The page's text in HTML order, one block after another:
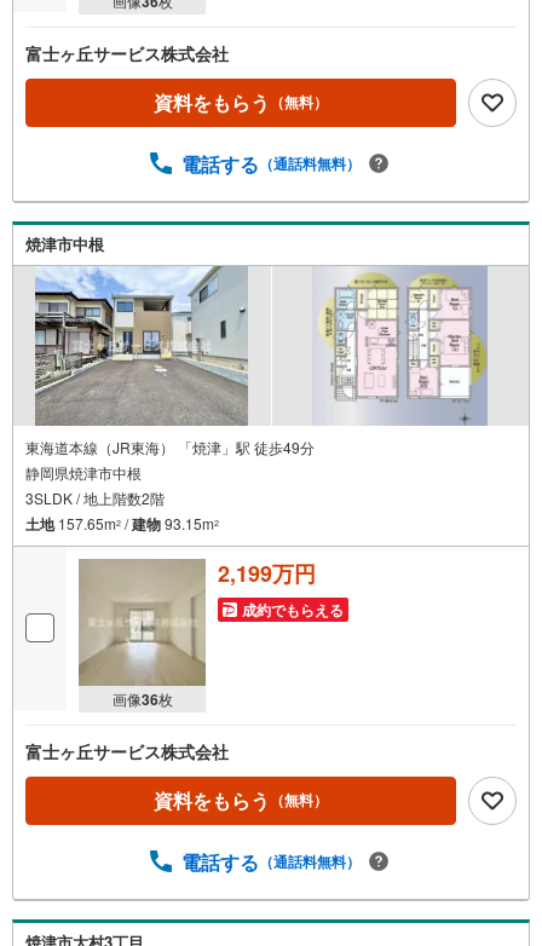
富士ヶ丘サービス株式会社
資料をもらう （無料）
電話する （通話料無料）
焼津市中根
東海道本線（JR東海） 「焼津」駅 徒歩49分
静岡県焼津市中根
3SLDK / 地上階数2階
土地157.65m2 /建物93.15m2
画像36枚
2,199万円
成約でもらえる
富士ヶ丘サービス株式会社
資料をもらう （無料）
電話する （通話料無料）